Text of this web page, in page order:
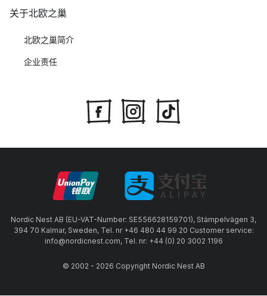
关于北欧之巢
北欧之巢简介
企业责任
Nordic Nest AB (EU-VAT-Number: SE556628159701), Stämpelvägen 3,
394 70 Kalmar, Sweden, Tel. nr +46 480 44 99 20 Customer service:
info@nordicnest.com, Tel. nr: +44 (0) 20 3002 1196
© 2002 - 2026 Copyright Nordic Nest AB